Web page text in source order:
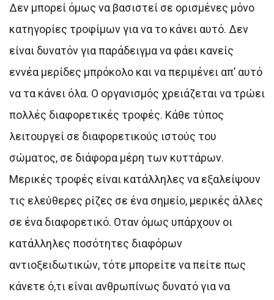
Δεν μπορεί όμως να βασιστεί σε ορισμένες μόνο
κατηγορίες τροφίμων για να το κάνει αυτό. Δεν
είναι δυνατόν για παράδειγμα να φάει κανείς
εννέα μερίδες μπρόκολο και να περιμένει απ’ αυτό
να τα κάνει όλα. Ο οργανισμός χρειάζεται να τρώει
πολλές διαφορετικές τροφές. Κάθε τύπος
λειτουργεί σε διαφορετικούς ιστούς του
σώματος, σε διάφορα μέρη των κυττάρων.
Μερικές τροφές είναι κατάλληλες να εξαλείψουν
τις ελεύθερες ρίζες σε ένα σημείο, μερικές άλλες
σε ένα διαφορετικό. Οταν όμως υπάρχουν οι
κατάλληλες ποσότητες διαφόρων
αντιοξειδωτικών, τότε μπορείτε να πείτε πως
κάνετε ό,τι είναι ανθρωπίνως δυνατό για να